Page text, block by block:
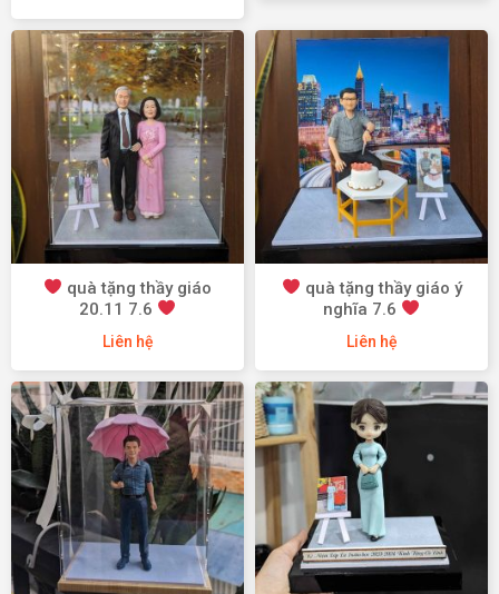
quà tặng thầy giáo
20.11 7.6
Liên hệ
quà tặng thầy giáo ý
nghĩa 7.6
Liên hệ